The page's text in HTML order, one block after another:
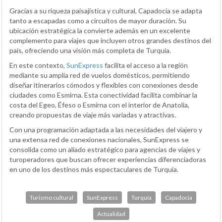
Gracias a su riqueza paisajística y cultural, Capadocia se adapta
tanto a escapadas como a circuitos de mayor duración. Su
ubicación estratégica la convierte además en un excelente
complemento para viajes que incluyen otros grandes destinos del
país, ofreciendo una visión más completa de Turquía.
En este contexto, SunExpress facilita el acceso a la región
mediante su amplia red de vuelos domésticos, permitiendo
diseñar itinerarios cómodos y flexibles con conexiones desde
ciudades como Esmirna. Esta conectividad facilita combinar la
costa del Egeo, Éfeso o Esmirna con el interior de Anatolia,
creando propuestas de viaje más variadas y atractivas.
Con una programación adaptada a las necesidades del viajero y
una extensa red de conexiones nacionales, SunExpress se
consolida como un aliado estratégico para agencias de viajes y
turoperadores que buscan ofrecer experiencias diferenciadoras
en uno de los destinos más espectaculares de Turquía.
Turismo cultural SunExpress Turquía Capadocia
Actualidad